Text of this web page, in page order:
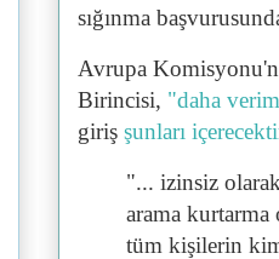
sığınma
Avrupa
Birincisi, "daha
giriş şunları
"... izinsiz
arama
tüm kişilerin